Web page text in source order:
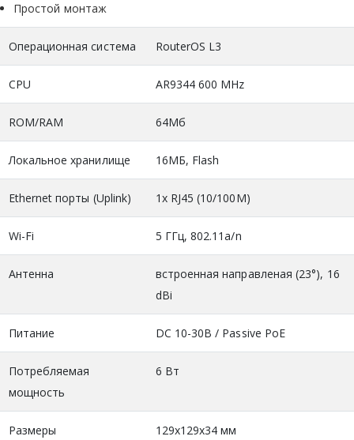
Простой монтаж
Операционная система RouterOS L3
CPU AR9344 600 MHz
ROM/RAM 64Мб
Локальное хранилище 16МБ, Flash
Ethernet порты (Uplink) 1x RJ45 (10/100M)
Wi-Fi 5 ГГц, 802.11a/n
Антенна
встроенная направленая (23°), 16
dBi
Питание DC 10-30В / Passive PoE
Потребляемая
мощность
6 Вт
Размеры 129х129х34 мм